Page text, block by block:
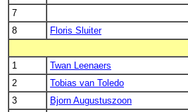
7
8
Floris Sluiter
1
Twan Leenaers
2
Tobias van Toledo
3
Bjorn Augustuszoon